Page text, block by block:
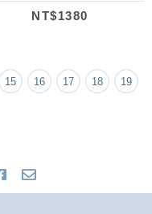
NT$1380
15 16 17 18 19